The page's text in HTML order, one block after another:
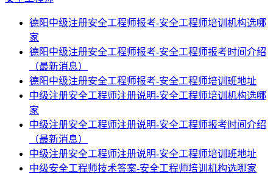
德阳中级注册安全工程师报考-安全工程师培训机构选哪
家
德阳中级注册安全工程师报考-安全工程师报考时间介绍
（最新消息）
德阳中级注册安全工程师报考-安全工程师培训班地址
中级注册安全工程师注册说明-安全工程师培训机构选哪
家
中级注册安全工程师注册说明-安全工程师报考时间介绍
（最新消息）
中级注册安全工程师注册说明-安全工程师培训班地址
中级安全工程师技术答案-安全工程师培训机构选哪家